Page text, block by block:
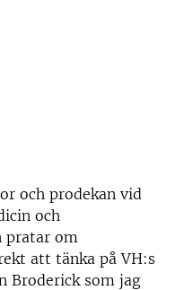
och prodekan vid
och
pratar om
att tänka på VH:s
Broderick som jag